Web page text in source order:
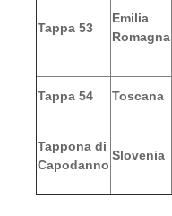
Tappa 53
Emilia
Romagna
Tappa 54 Toscana
Tappona di
Capodanno
Slovenia